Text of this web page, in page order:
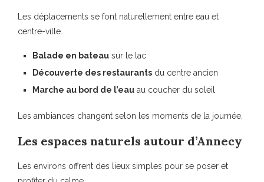
Les déplacements se font naturellement entre eau et
centre-ville.
Balade en bateau sur le lac
Découverte des restaurants du centre ancien
Marche au bord de l’eau au coucher du soleil
Les ambiances changent selon les moments de la journée.
Les espaces naturels autour d’Annecy
Les environs offrent des lieux simples pour se poser et